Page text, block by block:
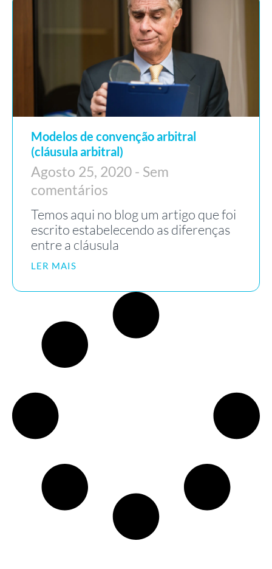
Modelos de convenção arbitral
(cláusula arbitral)
Agosto 25, 2020
Sem
comentários
Temos aqui no blog um artigo que foi
escrito estabelecendo as diferenças
entre a cláusula
LER MAIS